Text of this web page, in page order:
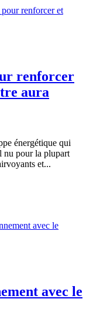
renforcer
aura
énergétique qui
nu pour la plupart
et...
avec le